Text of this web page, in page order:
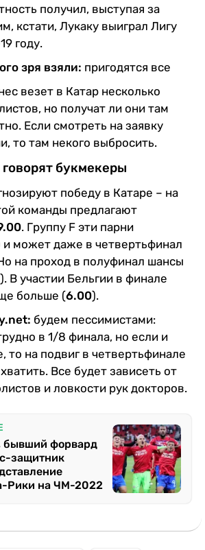
получил, выступая за
кстати, Лукаку выиграл Лигу
году.
зря взяли: пригодятся все
везет в Катар несколько
но получат ли они там
Если смотреть на заявку
то там некого выбросить.
говорят букмекеры
победу в Катаре – на
команды предлагают
. Группу F эти парни
и может даже в четвертьфинал
на проход в полуфинал шансы
). В участии Бельгии в финале
больше (6.00).
будем пессимистами:
в 1/8 финала, но если и
то на подвиг в четвертьфинале
Все будет зависеть от
и ловкости рук докторов.
бывший форвард
защитник
Рики на ЧМ-2022